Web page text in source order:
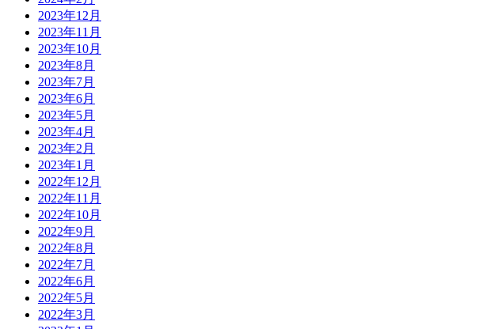
2023年12月
2023年11月
2023年10月
2023年8月
2023年7月
2023年6月
2023年5月
2023年4月
2023年2月
2023年1月
2022年12月
2022年11月
2022年10月
2022年9月
2022年8月
2022年7月
2022年6月
2022年5月
2022年3月